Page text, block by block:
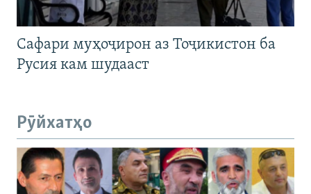
Сафари муҳоҷирон аз Тоҷикистон ба
Русия кам шудааст
Рӯйхатҳо